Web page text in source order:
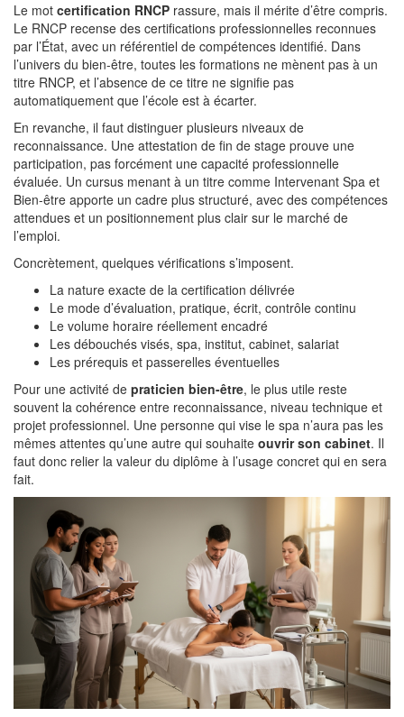
Le mot certification RNCP rassure, mais il mérite d’être compris.
Le RNCP recense des certifications professionnelles reconnues
par l’État, avec un référentiel de compétences identifié. Dans
l’univers du bien-être, toutes les formations ne mènent pas à un
titre RNCP, et l’absence de ce titre ne signifie pas
automatiquement que l’école est à écarter.
En revanche, il faut distinguer plusieurs niveaux de
reconnaissance. Une attestation de fin de stage prouve une
participation, pas forcément une capacité professionnelle
évaluée. Un cursus menant à un titre comme Intervenant Spa et
Bien-être apporte un cadre plus structuré, avec des compétences
attendues et un positionnement plus clair sur le marché de
l’emploi.
Concrètement, quelques vérifications s’imposent.
La nature exacte de la certification délivrée
Le mode d’évaluation, pratique, écrit, contrôle continu
Le volume horaire réellement encadré
Les débouchés visés, spa, institut, cabinet, salariat
Les prérequis et passerelles éventuelles
Pour une activité de praticien bien-être, le plus utile reste
souvent la cohérence entre reconnaissance, niveau technique et
projet professionnel. Une personne qui vise le spa n’aura pas les
mêmes attentes qu’une autre qui souhaite ouvrir son cabinet. Il
faut donc relier la valeur du diplôme à l’usage concret qui en sera
fait.